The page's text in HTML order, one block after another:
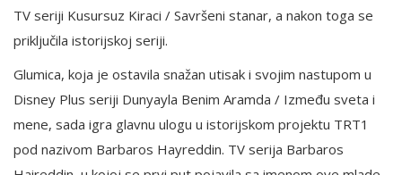
TV seriji Kusursuz Kiraci / Savršeni stanar, a nakon toga se
priključila istorijskoj seriji.
Glumica, koja je ostavila snažan utisak i svojim nastupom u
Disney Plus seriji Dunyayla Benim Aramda / Između sveta i
mene, sada igra glavnu ulogu u istorijskom projektu TRT1
pod nazivom Barbaros Hayreddin. TV serija Barbaros